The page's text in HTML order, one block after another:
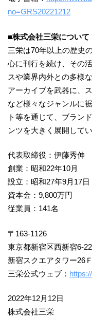
no=GRS20221212
■株式会社三栄について
三栄は70年以上の歴史
心に刊行を続け、その
スや業界内外との多様
アーカイブを武器に、
など様々なジャンルに
ト等を通じて、ブラン
ンツを大きく展開してい
代表取締役：伊藤秀伸
創業：昭和22年10月
設立：昭和27年9月17日
資本金：9,800万円
従業員：141名
〒163-1126
東京都新宿区西新宿6-
新宿スクエアタワー26Ｆ
三栄公式ウェブ：
2022年12月12日
株式会社三栄